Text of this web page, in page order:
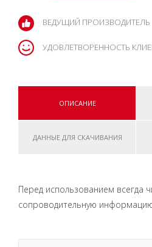
ВЕДУЩИЙ ПРОИЗВОДИТЕЛЬ
УДОВЛЕТВОРЕННОСТЬ
ОПИСАНИЕ
ДАННЫЕ ДЛЯ СКАЧИВАНИЯ
Перед использованием всегда
сопроводительную